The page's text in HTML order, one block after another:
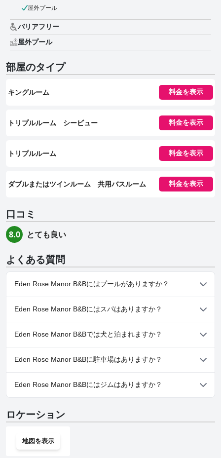
屋外プール
バリアフリー
屋外プール
部屋のタイプ
キングルーム 料金を表示
トリプルルーム シービュー 料金を表示
トリプルルーム 料金を表示
ダブルまたはツインルーム 共用バスルーム 料金を表示
口コミ
8.0 とても良い
よくある質問
Eden Rose Manor B&Bにはプールがありますか？
はい、Eden Rose Manor B&Bには、以下のカテゴリーの１つ以上
に属するプールがあります： 屋外プール
Eden Rose Manor B&Bにはスパはありますか？
いいえ、Eden Rose Manor B&Bではスパはご利用いただけませ
ん。
Eden Rose Manor B&Bでは犬と泊まれますか？
いいえ、Eden Rose Manor B&Bでは犬と泊まることはできませ
ん。
Eden Rose Manor B&Bに駐車場はありますか？
はい、Eden Rose Manor B&Bでは駐車場をご利用いただけます。
Eden Rose Manor B&Bにはジムはありますか？
ロケーション
地図を表示